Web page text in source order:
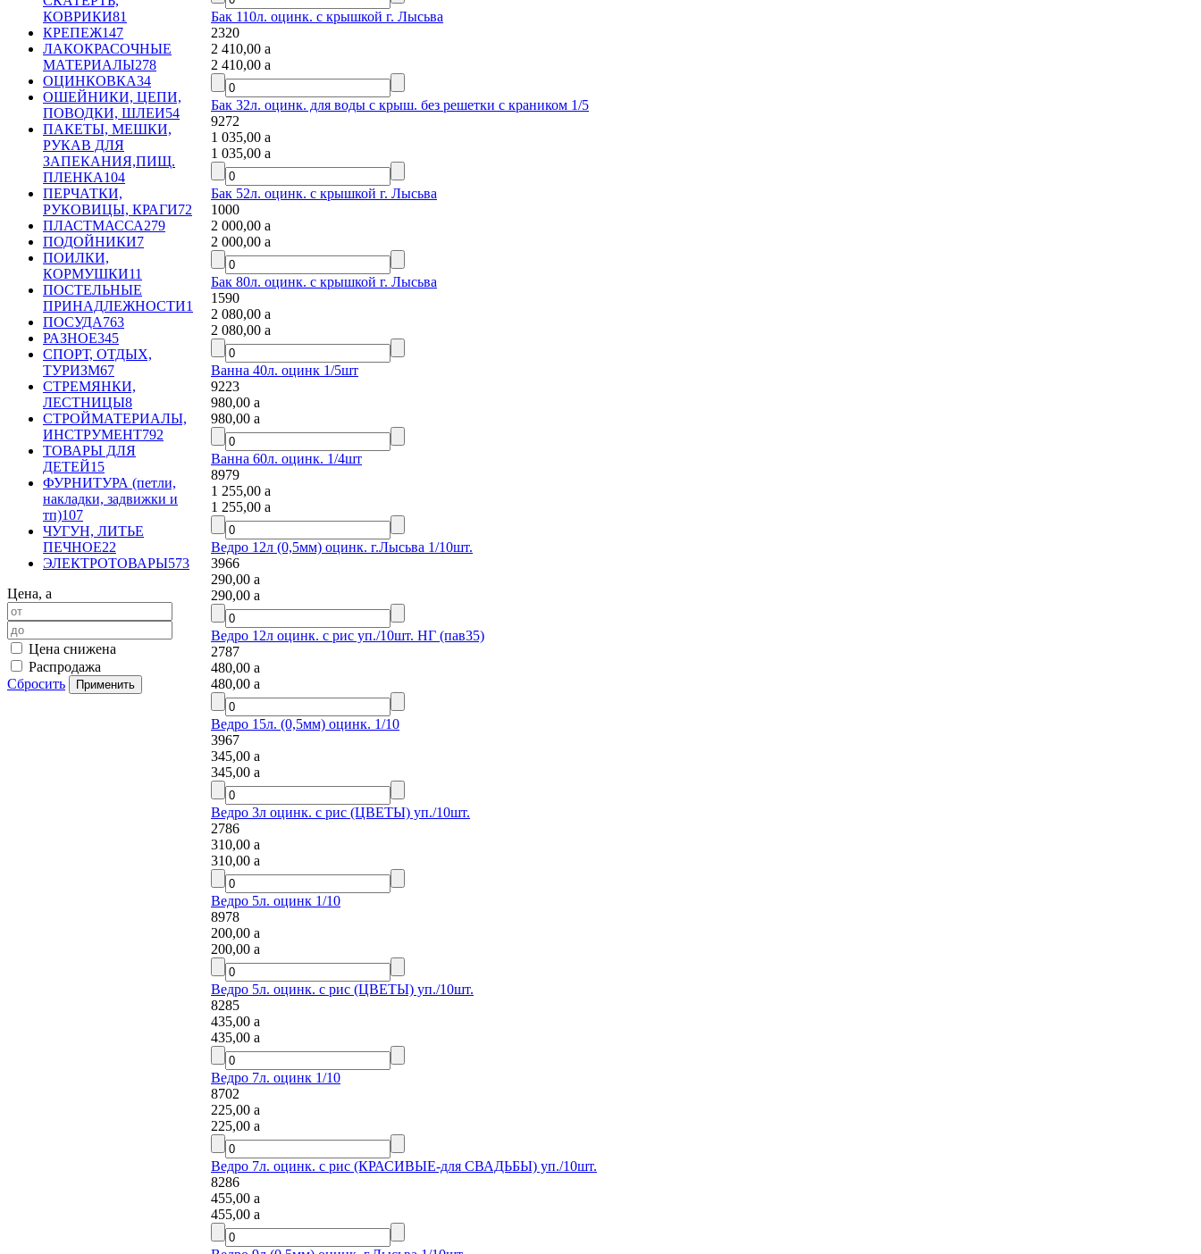
КОВРИКИ81
КРЕПЕЖ147
ЛАКОКРАСОЧНЫЕ
МАТЕРИАЛЫ278
ОЦИНКОВКА34
ОШЕЙНИКИ, ЦЕПИ,
ПОВОДКИ, ШЛЕИ54
ПАКЕТЫ, МЕШКИ,
РУКАВ ДЛЯ
ЗАПЕКАНИЯ,ПИЩ.
ПЛЕНКА104
ПЕРЧАТКИ,
РУКОВИЦЫ, КРАГИ72
ПЛАСТМАССА279
ПОДОЙНИКИ7
ПОИЛКИ,
КОРМУШКИ11
ПОСТЕЛЬНЫЕ
ПРИНАДЛЕЖНОСТИ1
ПОСУДА763
РАЗНОЕ345
СПОРТ, ОТДЫХ,
ТУРИЗМ67
СТРЕМЯНКИ,
ЛЕСТНИЦЫ8
СТРОЙМАТЕРИАЛЫ,
ИНСТРУМЕНТ792
ТОВАРЫ ДЛЯ
ДЕТЕЙ15
ФУРНИТУРА (петли,
накладки, задвижки и
тп)107
ЧУГУН, ЛИТЬЕ
ПЕЧНОЕ22
ЭЛЕКТРОТОВАРЫ573
Цена, a
Цена снижена
Распродажа
Сбросить
Бак 110л. оцинк. с крышкой г. Лысьва
2320
2 410,00 a
2 410,00 a
Бак 32л. оцинк. для воды с крыш. без решетки с краником 1/5
9272
1 035,00 a
1 035,00 a
Бак 52л. оцинк. с крышкой г. Лысьва
1000
2 000,00 a
2 000,00 a
Бак 80л. оцинк. с крышкой г. Лысьва
1590
2 080,00 a
2 080,00 a
Ванна 40л. оцинк 1/5шт
9223
980,00 a
980,00 a
Ванна 60л. оцинк. 1/4шт
8979
1 255,00 a
1 255,00 a
Ведро 12л (0,5мм) оцинк. г.Лысьва 1/10шт.
3966
290,00 a
290,00 a
Ведро 12л оцинк. с рис уп./10шт. НГ (пав35)
2787
480,00 a
480,00 a
Ведро 15л. (0,5мм) оцинк. 1/10
3967
345,00 a
345,00 a
Ведро 3л оцинк. с рис (ЦВЕТЫ) уп./10шт.
2786
310,00 a
310,00 a
Ведро 5л. оцинк 1/10
8978
200,00 a
200,00 a
Ведро 5л. оцинк. с рис (ЦВЕТЫ) уп./10шт.
8285
435,00 a
435,00 a
Ведро 7л. оцинк 1/10
8702
225,00 a
225,00 a
Ведро 7л. оцинк. с рис (КРАСИВЫЕ-для СВАДЬБЫ) уп./10шт.
8286
455,00 a
455,00 a